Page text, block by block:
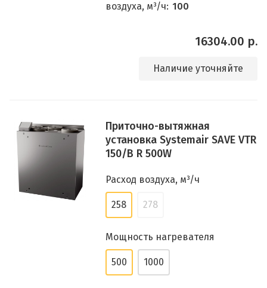
воздуха, м³/ч: 100
16304.00 р.
Наличие уточняйте
Приточно-вытяжная
установка Systemair SAVE VTR
150/B R 500W
Расход воздуха, м³/ч
258 278
Мощность нагревателя
500 1000